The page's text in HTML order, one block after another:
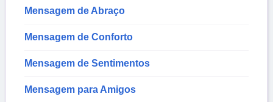
Mensagem de Abraço
Mensagem de Conforto
Mensagem de Sentimentos
Mensagem para Amigos